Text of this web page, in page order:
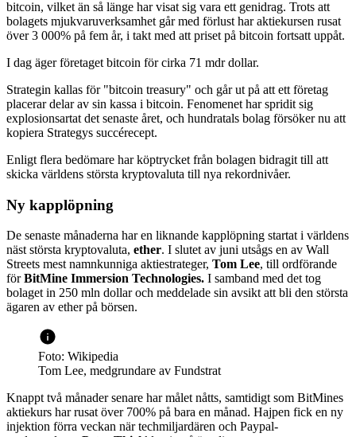
bitcoin, vilket än så länge har visat sig vara ett genidrag. Trots att
bolagets mjukvaruverksamhet går med förlust har aktiekursen rusat
över 3 000% på fem år, i takt med att priset på bitcoin fortsatt uppåt.
I dag äger företaget bitcoin för cirka 71 mdr dollar.
Strategin kallas för "bitcoin treasury" och går ut på att ett företag
placerar delar av sin kassa i bitcoin. Fenomenet har spridit sig
explosionsartat det senaste året, och hundratals bolag försöker nu att
kopiera Strategys succérecept.
Enligt flera bedömare har köptrycket från bolagen bidragit till att
skicka världens största kryptovaluta till nya rekordnivåer.
Ny kapplöpning
De senaste månaderna har en liknande kapplöpning startat i världens
näst största kryptovaluta, ether. I slutet av juni utsågs en av Wall
Streets mest namnkunniga aktiestrateger, Tom Lee, till ordförande
förBitMine Immersion Technologies. I samband med det tog
bolaget in 250 mln dollar och meddelade sin avsikt att bli den största
ägaren av ether på börsen.
Foto: Wikipedia
Tom Lee, medgrundare av Fundstrat
Knappt två månader senare har målet nåtts, samtidigt som BitMines
aktiekurs har rusat över 700% på bara en månad. Hajpen fick en ny
injektion förra veckan när techmiljardären och Paypal-